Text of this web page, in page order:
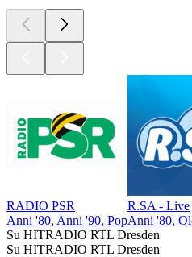
RADIO PSR
Anni '80, Anni '90, Pop
R.SA - Live
Anni '80,
Su HITRADIO RTL Dresden
Su HITRADIO RTL Dresden